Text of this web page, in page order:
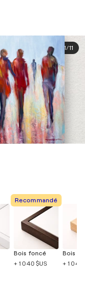
1/11
Recommandé
Bois foncé
+ 1 040 $US
Bois
+ 1 040